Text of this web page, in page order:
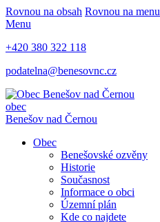
Rovnou na obsah Rovnou na menu
Menu
+420 380 322 118
podatelna@benesovnc.cz
obec
Benešov nad Černou
Obec
Benešovské ozvěny
Historie
Současnost
Informace o obci
Územní plán
Kde co najdete